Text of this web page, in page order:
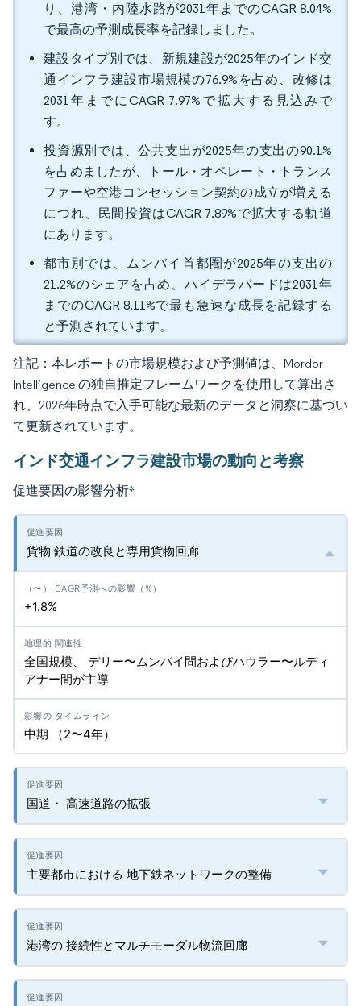
り、港湾・内陸水路が2031年までのCAGR 8.04%
で最高の予測成長率を記録しました。
建設タイプ別では、新規建設が2025年のインド交
通インフラ建設市場規模の76.9%を占め、改修は
2031年までにCAGR 7.97%で拡大する見込みで
す。
投資源別では、公共支出が2025年の支出の90.1%
を占めましたが、トール・オペレート・トランス
ファーや空港コンセッション契約の成立が増える
につれ、民間投資はCAGR 7.89%で拡大する軌道
にあります。
都市別では、ムンバイ首都圏が2025年の支出の
21.2%のシェアを占め、ハイデラバードは2031年
までのCAGR 8.11%で最も急速な成長を記録する
と予測されています。
注記：本レポートの市場規模および予測値は、Mordor
Intelligence の独自推定フレームワークを使用して算出さ
れ、2026年時点で入手可能な最新のデータと洞察に基づい
て更新されています。
インド交通インフラ建設市場の動向と考察
促進要因の影響分析*
貨物 鉄道の改良と専用貨物回廊
+1.8%
全国規模、 デリー〜ムンバイ間およびハウラー〜ルディ
アナー間が主導
中期 （2〜4年）
国道・ 高速道路の拡張
主要都市における 地下鉄ネットワークの整備
港湾の 接続性とマルチモーダル物流回廊